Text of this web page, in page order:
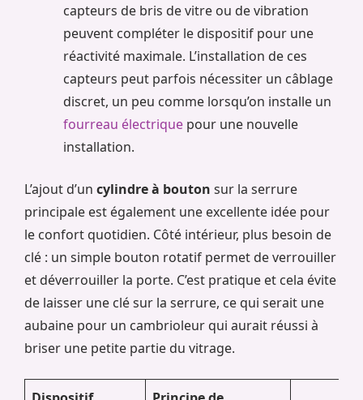
capteurs de bris de vitre ou de vibration
peuvent compléter le dispositif pour une
réactivité maximale. L’installation de ces
capteurs peut parfois nécessiter un câblage
discret, un peu comme lorsqu’on installe un
fourreau électrique pour une nouvelle
installation.
L’ajout d’un cylindre à bouton sur la serrure
principale est également une excellente idée pour
le confort quotidien. Côté intérieur, plus besoin de
clé : un simple bouton rotatif permet de verrouiller
et déverrouiller la porte. C’est pratique et cela évite
de laisser une clé sur la serrure, ce qui serait une
aubaine pour un cambrioleur qui aurait réussi à
briser une petite partie du vitrage.